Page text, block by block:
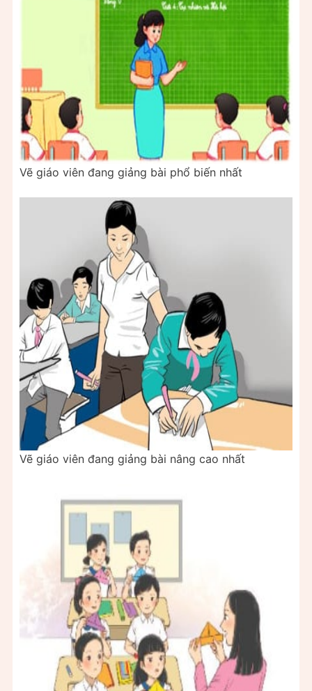
Vẽ giáo viên đang giảng bài phổ biến nhất
Vẽ giáo viên đang giảng bài nâng cao nhất